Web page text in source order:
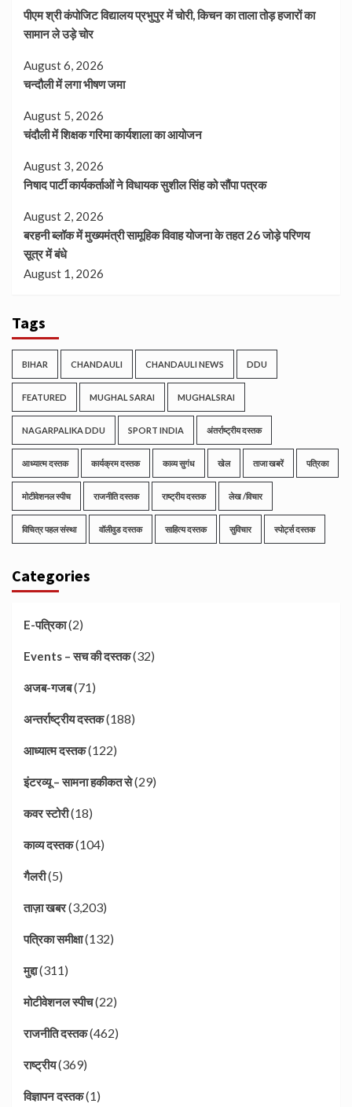
पीएम श्री कंपोजिट विद्यालय प्रभुपुर में चोरी, किचन का ताला तोड़ हजारों का
सामान ले उड़े चोर
August 6, 2026
चन्दौली में लगा भीषण जमा
August 5, 2026
चंदौली में शिक्षक गरिमा कार्यशाला का आयोजन
August 3, 2026
निषाद पार्टी कार्यकर्ताओं ने विधायक सुशील सिंह को सौंपा पत्रक
August 2, 2026
बरहनी ब्लॉक में मुख्यमंत्री सामूहिक विवाह योजना के तहत 26 जोड़े परिणय
सूत्र में बंधे
August 1, 2026
Tags
BIHAR CHANDAULI CHANDAULI NEWS DDU
FEATURED MUGHAL SARAI MUGHALSRAI
NAGARPALIKA DDU SPORT INDIA अंतर्राष्ट्रीय दस्तक
आध्यात्म दस्तक कार्यक्रम दस्तक काव्य सुगंध खेल ताजा खबरें पत्रिका
मोटीवेशनल स्पीच राजनीति दस्तक राष्ट्रीय दस्तक लेख /विचार
विचित्र पहल संस्था वॉलीवुड दस्तक साहित्य दस्तक सुविचार स्पोर्ट्स दस्तक
Categories
E-पत्रिका(2)
Events – सच की दस्तक(32)
अजब-गजब(71)
अन्तर्राष्ट्रीय दस्तक(188)
आध्यात्म दस्तक(122)
इंटरव्यू – सामना हकीकत से(29)
कवर स्टोरी(18)
काव्य दस्तक(104)
गैलरी(5)
ताज़ा खबर(3,203)
पत्रिका समीक्षा(132)
मुद्दा(311)
मोटीवेशनल स्पीच(22)
राजनीति दस्तक(462)
राष्ट्रीय(369)
विज्ञापन दस्तक(1)